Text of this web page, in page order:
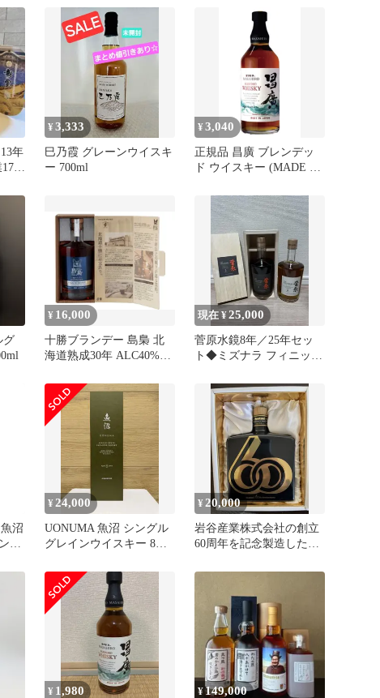
LIMITED 52°700ml 化粧
年
¥3,333
巳乃霞 グレーンウイスキ
ー 700ml
¥3,040
正規品 昌廣 ブレンデッ
ド ウイスキー (MADE IN
グ
¥ 16,000
十勝ブランデー 島梟 北
海道熟成30年 ALC40%
現在 ¥25,000
菅原水鏡8年／25年セッ
ト◆ミズナラ フィニッシ
沼
¥ 24,000
UONUMA 魚沼 シングル
グレインウイスキー 8年
¥ 20,000
岩谷産業株式会社の創立
60周年を記念製造した特
¥ 1,980 ¥149,000